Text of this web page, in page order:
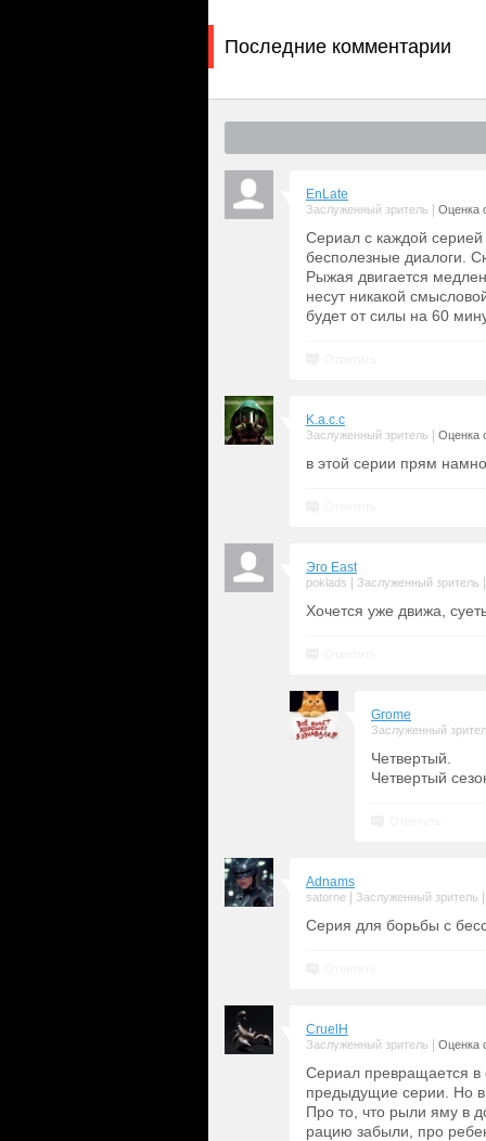
Последние комментарии
EnLate
Заслуженный зритель Оценка
Сериал с каждой
бесполезные диалоги.
Рыжая двигается
несут никакой
будет от силы на 60
K.a.c.c
Заслуженный зритель Оценка
в этой серии прям
Эго East
poklads Заслуженный зритель
Хочется уже движа,
Grome
Заслуженный
Четвертый.
Четвертый
Adnams
satorne Заслуженный зритель
Серия для борьбы с
CruelH
Заслуженный зритель Оценка
Сериал превращается в
предыдущие серии. Но в
Про то, что рыли яму в
рацию забыли, про